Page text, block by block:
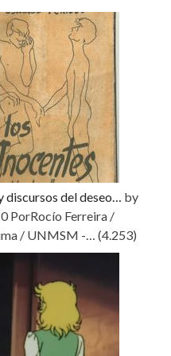
del deseo…
by
PorRocío Ferreira /
/ UNMSM -…
(4.253)